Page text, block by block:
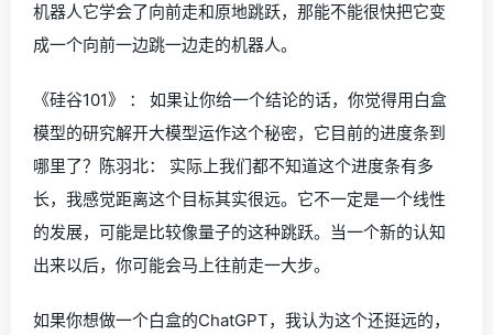
机器人它学会了向前走和原地跳跃，那能不能很快把它变
成一个向前一边跳一边走的机器人。
《硅谷101》 ： 如果让你给一个结论的话，你觉得用白盒
模型的研究解开大模型运作这个秘密，它目前的进度条到
哪里了？陈羽北： 实际上我们都不知道这个进度条有多
长，我感觉距离这个目标其实很远。它不一定是一个线性
的发展，可能是比较像量子的这种跳跃。当一个新的认知
出来以后，你可能会马上往前走一大步。
如果你想做一个白盒的ChatGPT，我认为这个还挺远的，